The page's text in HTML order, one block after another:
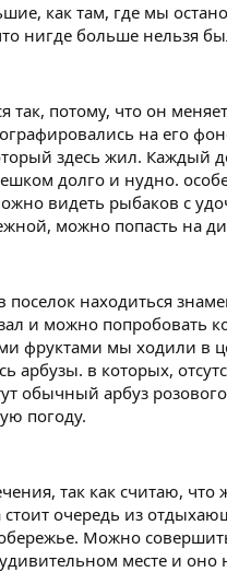
как там, где мы
нигде больше нельзя
потому, что он
на его
здесь жил. Каждый
долго и нудно.
видеть рыбаков с
можно попасть на
находиться
и можно попробовать
фруктами мы ходили в
в которых,
обычный арбуз
погоду.
так как считаю,
стоит очередь из
Можно
месте и